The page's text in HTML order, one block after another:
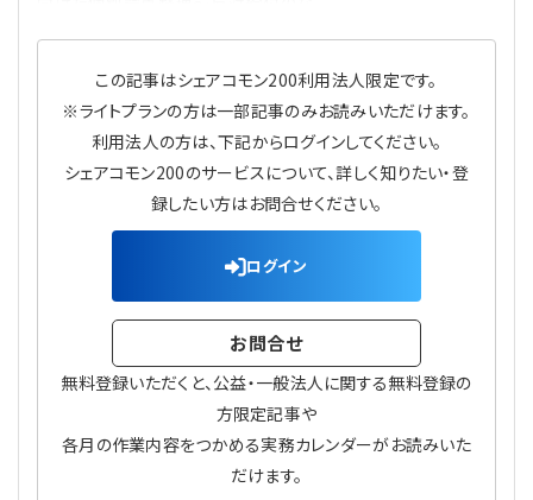
この記事はシェアコモン200利用法人限定です。
※ライトプランの方は一部記事のみお読みいただけます。
利用法人の方は、下記からログインしてください。
シェアコモン200のサービスについて、詳しく知りたい・登
録したい方はお問合せください。
ログイン
お問合せ
無料登録いただくと、公益・一般法人に関する無料登録の
方限定記事や
各月の作業内容をつかめる実務カレンダーがお読みいた
だけます。